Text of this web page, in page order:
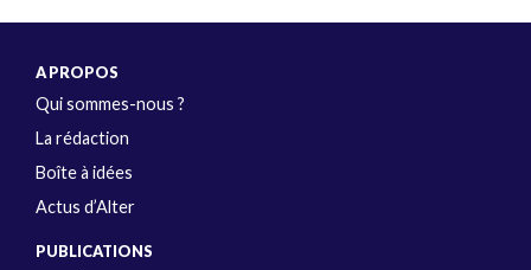
A PROPOS
Qui sommes-nous ?
La rédaction
Boîte à idées
Actus d’Alter
PUBLICATIONS